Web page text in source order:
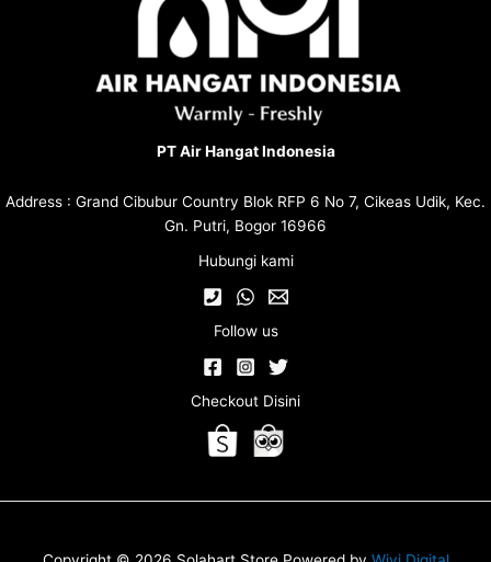
PT Air Hangat Indonesia
Address : Grand Cibubur Country Blok RFP 6 No 7, Cikeas Udik, Kec.
Gn. Putri, Bogor 16966
Hubungi kami
Follow us
Checkout Disini